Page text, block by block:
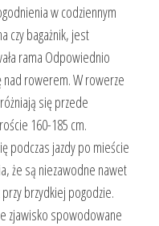
w codziennym
czy bagażnik, jest
rama Odpowiednio
nad rowerem. W rowerze
się przede
160-185 cm.
podczas jazdy po mieście
że są niezawodne nawet
brzydkiej pogodzie.
zjawisko spowodowane